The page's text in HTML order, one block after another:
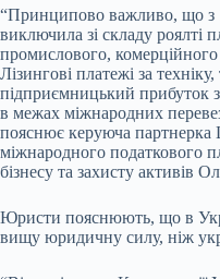
“Принципово важливо, що з
виключила зі складу роялті
промислового,
Лізингові платежі за
підприємницький прибуток
в межах міжнародних
пояснює керуюча
міжнародного податкового
бізнесу та захисту активів
Юристи пояснюють, що в
вищу юридичну силу, ніж